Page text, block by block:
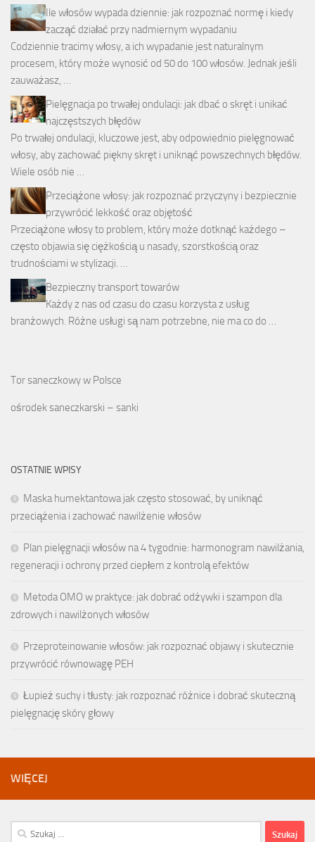
Ile włosów wypada dziennie: jak rozpoznać normę i kiedy
zacząć działać przy nadmiernym wypadaniu
Codziennie tracimy włosy, a ich wypadanie jest naturalnym
procesem, który może wynosić od 50 do 100 włosów. Jednak jeśli
zauważasz, …
Pielęgnacja po trwałej ondulacji: jak dbać o skręt i unikać
najczęstszych błędów
Po trwałej ondulacji, kluczowe jest, aby odpowiednio pielęgnować
włosy, aby zachować piękny skręt i uniknąć powszechnych błędów.
Wiele osób nie …
Przeciążone włosy: jak rozpoznać przyczyny i bezpiecznie
przywrócić lekkość oraz objętość
Przeciążone włosy to problem, który może dotknąć każdego –
często objawia się ciężkością u nasady, szorstkością oraz
trudnościami w stylizacji. …
Bezpieczny transport towarów
Każdy z nas od czasu do czasu korzysta z usług
branżowych. Różne usługi są nam potrzebne, nie ma co do …
Tor saneczkowy w Polsce
ośrodek saneczkarski – sanki
OSTATNIE WPISY
Maska humektantowa jak często stosować, by uniknąć
przeciążenia i zachować nawilżenie włosów
Plan pielęgnacji włosów na 4 tygodnie: harmonogram nawilżania,
regeneracji i ochrony przed ciepłem z kontrolą efektów
Metoda OMO w praktyce: jak dobrać odżywki i szampon dla
zdrowych i nawilżonych włosów
Przeproteinowanie włosów: jak rozpoznać objawy i skutecznie
przywrócić równowagę PEH
Łupież suchy i tłusty: jak rozpoznać różnice i dobrać skuteczną
pielęgnację skóry głowy
WIĘCEJ
Szukaj: